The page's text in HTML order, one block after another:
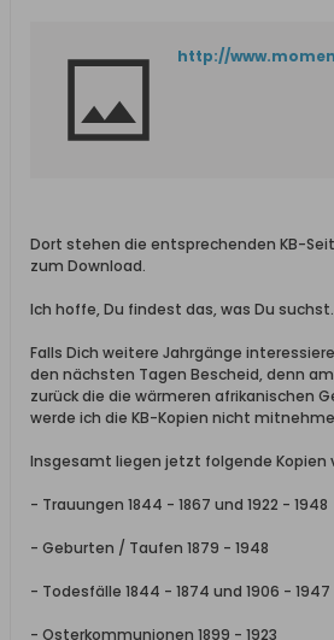
Dort stehen die entsprechenden KB-
zum Download.
Ich hoffe, Du findest das, was Du suchst.
Falls Dich weitere Jahrgänge
den nächsten Tagen Bescheid, denn am
zurück die die wärmeren afrikanischen
werde ich die KB-Kopien nicht
Insgesamt liegen jetzt folgende Kopien
- Trauungen 1844 - 1867 und 1922 - 1948
- Geburten / Taufen 1879 - 1948
- Todesfälle 1844 - 1874 und 1906 - 1947
- Osterkommunionen 1899 - 1923